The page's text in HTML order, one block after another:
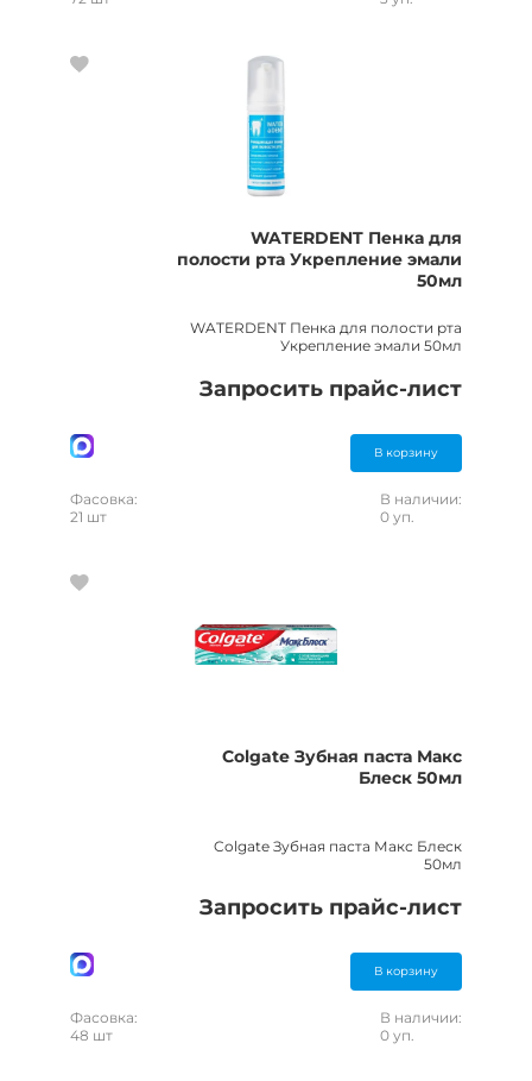
WATERDENT Пенка для
полости рта Укрепление эмали
50мл
WATERDENT Пенка для полости рта
Укрепление эмали 50мл
Запросить прайс-лист
В корзину
Фасовка:
21 шт
В наличии:
0 уп.
Colgate Зубная паста Макс
Блеск 50мл
Colgate Зубная паста Макс Блеск
50мл
Запросить прайс-лист
В корзину
Фасовка:
48 шт
В наличии:
0 уп.